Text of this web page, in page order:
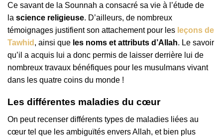
Ce savant de la Sounnah a consacré sa vie à l’étude de
la science religieuse. D’ailleurs, de nombreux
témoignages justifient son attachement pour les leçons de
Tawhid , ainsi que les noms et attributs d’Allah. Le savoir
qu’il a acquis lui a donc permis de laisser derrière lui de
nombreux travaux bénéfiques pour les musulmans vivant
dans les quatre coins du monde !
Les différentes maladies du cœur
On peut recenser différents types de maladies liées au
cœur tel que les ambiguïtés envers Allah, et bien plus